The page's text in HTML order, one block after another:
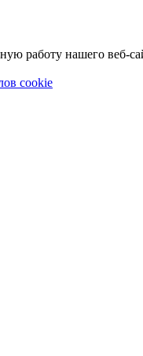
работу нашего веб-
cookie